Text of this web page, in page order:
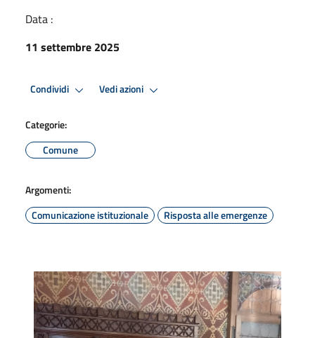
Data :
11 settembre 2025
Condividi Vedi azioni
Categorie:
Comune
Argomenti:
Comunicazione istituzionale
Risposta alle emergenze